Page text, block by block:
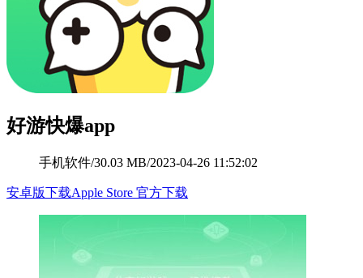
好游快爆app
手机软件/30.03 MB/2023-04-26 11:52:02
安卓版下载Apple Store 官方下载